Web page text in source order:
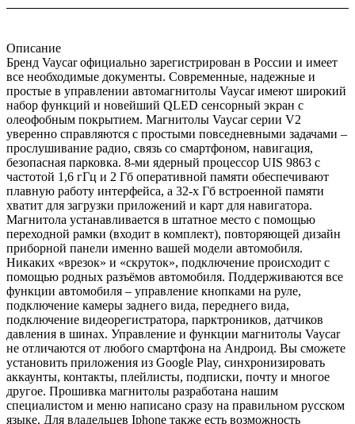
Описание
Бренд Vaycar официально зарегистрирован в России и имеет
все необходимые документы. Современные, надежные и
простые в управлении автомагнитолы Vaycar имеют широкий
набор функций и новейший QLED сенсорный экран с
олеофобным покрытием. Магнитолы Vaycar серии V2
уверенно справляются с простыми повседневными задачами –
прослушивание радио, связь со смартфоном, навигация,
безопасная парковка. 8-ми ядерный процессор UIS 9863 с
частотой 1,6 гГц и 2 Гб оперативной памяти обеспечивают
плавную работу интерфейса, а 32-х Гб встроенной памяти
хватит для загрузки приложений и карт для навигатора.
Магнитола устанавливается в штатное место с помощью
переходной рамки (входит в комплект), повторяющей дизайн
приборной панели именно вашей модели автомобиля.
Никаких «врезок» и «скруток», подключение происходит с
помощью родных разъёмов автомобиля. Поддерживаются все
функции автомобиля – управление кнопками на руле,
подключение камеры заднего вида, переднего вида,
подключение видеорегистратора, парктроников, датчиков
давления в шинах. Управление и функции магнитолы Vaycar
не отличаются от любого смартфона на Андроид. Вы сможете
установить приложения из Google Play, синхронизировать
аккаунты, контакты, плейлисты, подписки, почту и многое
другое. Прошивка магнитолы разработана нашим
специалистом и меню написано сразу на правильном русском
языке. Для владельцев Iphone также есть возможность